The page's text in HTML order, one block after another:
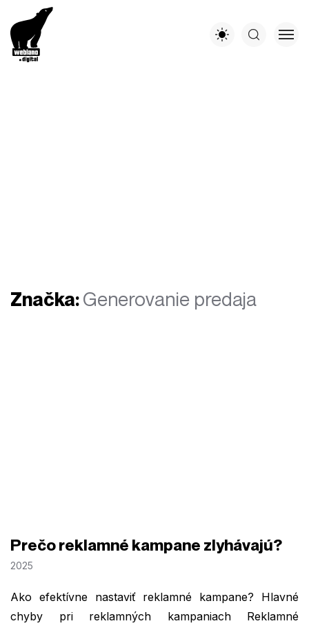
Značka:Generovanie predaja
Prečo reklamné kampane zlyhávajú?
2025
Ako efektívne nastaviť reklamné kampane? Hlavné
chyby pri reklamných kampaniach Reklamné